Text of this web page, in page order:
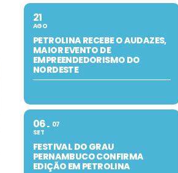
21
AGO
PETROLINA RECEBE O AUDAZES,
MAIOR EVENTO DE
EMPREENDEDORISMO DO
NORDESTE
06
SET
07
FESTIVAL DO GRAU
PERNAMBUCO CONFIRMA
EDIÇÃO EM PETROLINA